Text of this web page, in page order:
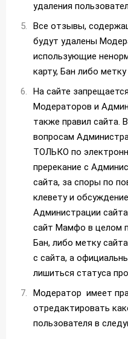
удаления
Все отзывы,
будут удалены
использующие
карту, Бан либо метку
На сайте
Модераторов и
также правил сайта.
вопросам
ТОЛЬКО по
пререкание с
сайта, за споры по
клевету и
Администрации
сайт Мамфо в целом
Бан, либо метку
с сайта, а
лишиться статуса
Модератор имеет
отредактировать
пользователя в